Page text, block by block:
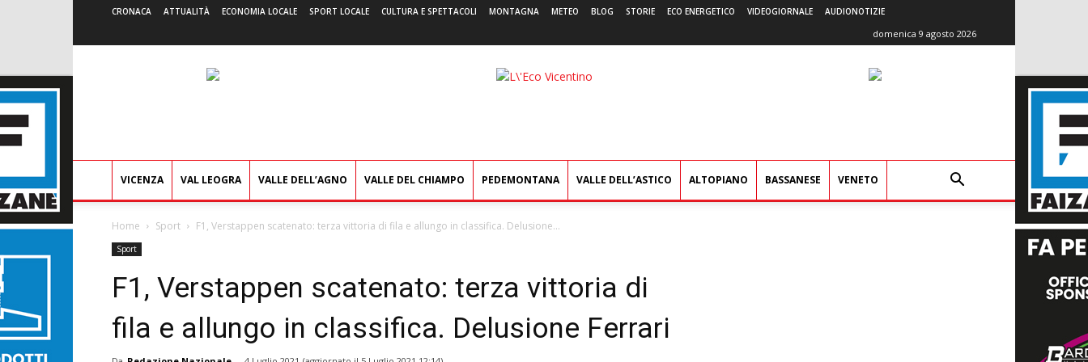
CRONACA ATTUALITÀ ECONOMIA LOCALE SPORT LOCALE CULTURA E SPETTACOLI MONTAGNA METEO BLOG STORIE ECO ENERGETICO VIDEOGIORNALE AUDIONOTIZIE
domenica 9 agosto 2026
L'Eco
VICENZA VAL LEOGRA VALLE DELL’AGNO VALLE DEL CHIAMPO PEDEMONTANA VALLE DELL’ASTICO ALTOPIANO BASSANESE VENETO
Home Sport F1, Verstappen scatenato: terza vittoria di fila e allungo in classifica. Delusione...
Sport
F1, Verstappen scatenato: terza vittoria di
fila e allungo in classifica. Delusione Ferrari